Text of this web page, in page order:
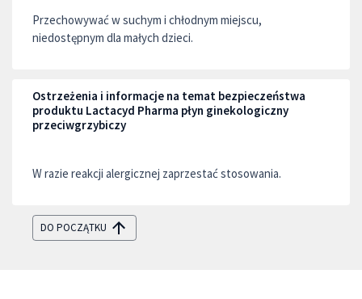
Przechowywać w suchym i chłodnym miejscu,
niedostępnym dla małych dzieci.
Ostrzeżenia i informacje na temat bezpieczeństwa
produktu Lactacyd Pharma płyn ginekologiczny
przeciwgrzybiczy
W razie reakcji alergicznej zaprzestać stosowania.
DO POCZĄTKU